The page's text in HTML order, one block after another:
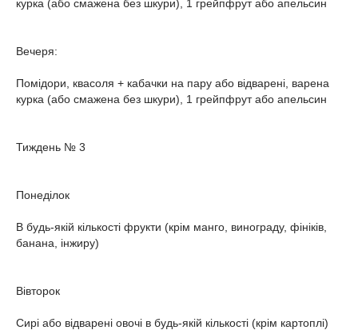
курка (або смажена без шкури), 1 грейпфрут або апельсин
Вечеря:
Помідори, квасоля + кабачки на пару або відварені, варена
курка (або смажена без шкури), 1 грейпфрут або апельсин
Тиждень № 3
Понеділок
В будь-якій кількості фрукти (крім манго, винограду, фініків,
банана, інжиру)
Вівторок
Сирі або відварені овочі в будь-якій кількості (крім картоплі)